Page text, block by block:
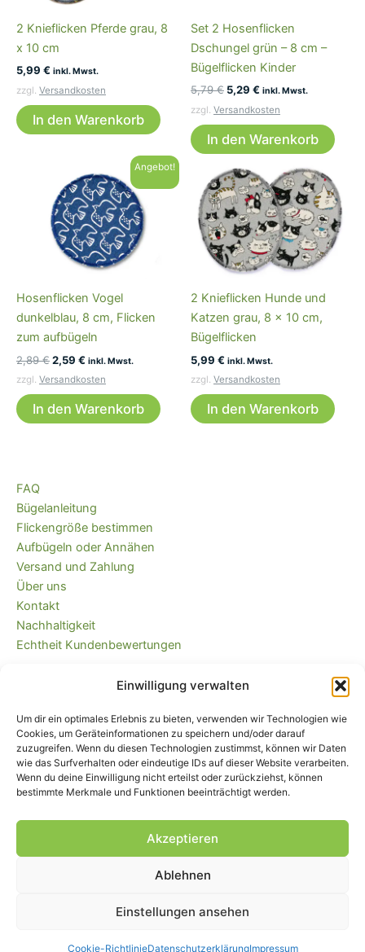
Einwilligung verwalten
Um dir ein optimales Erlebnis zu bieten, verwenden wir Technologien wie
Cookies, um Geräteinformationen zu speichern und/oder darauf
zuzugreifen. Wenn du diesen Technologien zustimmst, können wir Daten
wie das Surfverhalten oder eindeutige IDs auf dieser Website verarbeiten.
Wenn du deine Einwilligung nicht erteilst oder zurückziehst, können
bestimmte Merkmale und Funktionen beeinträchtigt werden.
Akzeptieren
Ablehnen
Einstellungen ansehen
Cookie-RichtlinieDatenschutzerklärungImpressum
2 Knieflicken Pferde grau, 8
x 10 cm
5,99 € inkl. Mwst.
zzgl. Versandkosten
In den Warenkorb
Set 2 Hosenflicken
Dschungel grün – 8 cm –
Bügelflicken Kinder
5,79€ Ursprünglicher
war:
5,29 € Aktueller
ist:
inkl. Mwst.
zzgl. Versandkosten
In den Warenkorb
Angebot!
Hosenflicken Vogel
dunkelblau, 8 cm, Flicken
zum aufbügeln
2,89€Ursprünglicher
Preis
war:
2,59 € Aktueller
ist:
inkl. Mwst.
zzgl. Versandkosten
In den Warenkorb
2 Knieflicken Hunde und
Katzen grau, 8 x 10 cm,
Bügelflicken
5,99 € inkl. Mwst.
zzgl. Versandkosten
In den Warenkorb
FAQ
Bügelanleitung
Flickengröße bestimmen
Aufbügeln oder Annähen
Versand und Zahlung
Über uns
Kontakt
Nachhaltigkeit
Echtheit Kundenbewertungen
Kaufvertrag widerrufen
Versandkostenfrei ab 35 EUR (DE) und
immer plastikfrei verpackt!
Widerrufsbelehrung und -formular
© Piratenbande - Hosenflicken, Knieflicken, Bügelflicken, 2026